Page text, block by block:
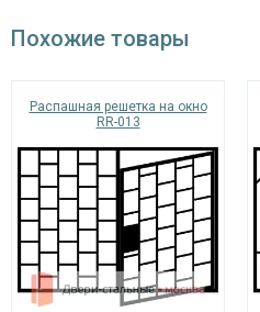
Покрас
окрас по RAL
Похожие товары
Распашная решетка на окно
RR-013